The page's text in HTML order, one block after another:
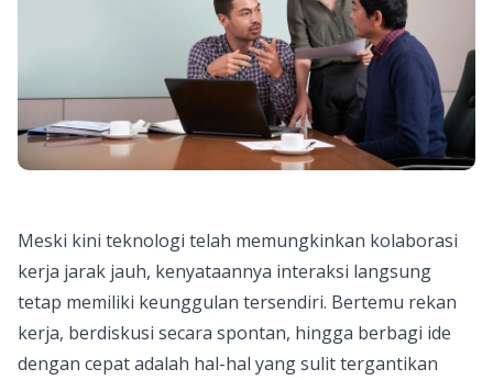
Meski kini teknologi telah memungkinkan kolaborasi
kerja jarak jauh, kenyataannya interaksi langsung
tetap memiliki keunggulan tersendiri. Bertemu rekan
kerja, berdiskusi secara spontan, hingga berbagi ide
dengan cepat adalah hal-hal yang sulit tergantikan